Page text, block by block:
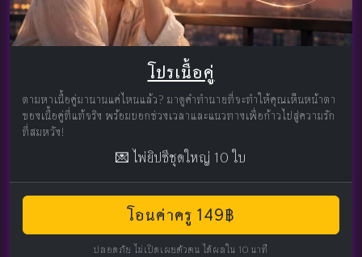
โปรเนื้อคู่
ตามหาเนื้อคู่มานานแค่ไหนแล้ว? มาดูคำทำนายที่จะทำให้คุณเห็นหน้าตา
ของเนื้อคู่ที่แท้จริง พร้อมบอกช่วงเวลาและแนวทางเพื่อก้าวไปสู่ความรัก
ที่สมหวัง!
💌 ไพ่ยิปซีชุดใหญ่ 10 ใบ
โอนค่าครู 149฿
ปลอดภัย ไม่เปิดเผยตัวตน ได้ผลใน 10 นาที